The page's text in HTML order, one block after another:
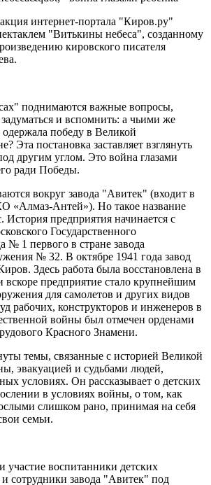
интернет-портала "Киров.ру"
"Витькины небеса", созданному
кировского писателя
поднимаются важные вопросы,
и вспомнить: а чьими же
победу в Великой
Эта постановка заставляет взглянуть
другим углом. Это война глазами
ради Победы.
вокруг завода "Авитек" (входит в
«Алмаз-Антей»). Но такое название
История предприятия начинается с
Государственного
№ 1 первого в стране завода
№ 32. В октябре 1941 года завод
Здесь работа была восстановлена в
вскоре предприятие стало крупнейшим
для самолетов и других видов
рабочих, конструкторов и инженеров в
войны был отмечен орденами
Красного Знамени.
темы, связанные с историей Великой
эвакуацией и судьбами людей,
условиях. Он рассказывает о детских
в условиях войны, о том, как
слишком рано, принимая на себя
семьи.
участие воспитанники детских
и сотрудники завода "Авитек" под